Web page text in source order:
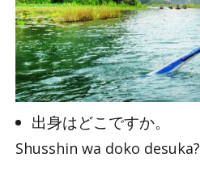
出身はどこですか。
Shusshin wa doko desuka?